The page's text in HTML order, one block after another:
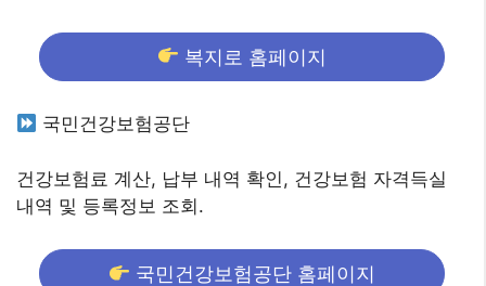
복지로 홈페이지
국민건강보험공단
건강보험료 계산, 납부 내역 확인, 건강보험 자격득실
내역 및 등록정보 조회.
국민건강보험공단 홈페이지